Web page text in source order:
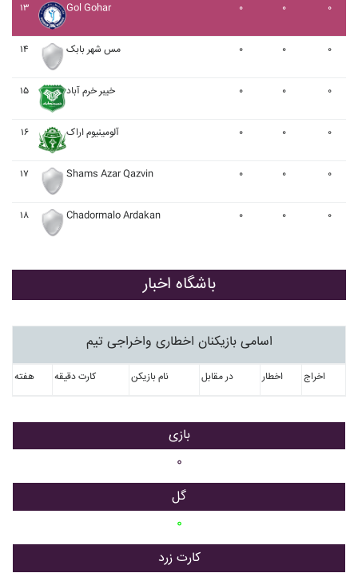
۱۳ Gol Gohar ۰ ۰ ۰
۱۴ مس شهر بابک ۰ ۰ ۰
۱۵ خيبر خرم آباد ۰ ۰ ۰
۱۶ آلومينيوم اراک ۰ ۰ ۰
۱۷ Shams Azar Qazvin ۰ ۰ ۰
۱۸ Chadormalo Ardakan ۰ ۰ ۰
باشگاه اخبار
اسامی بازیکنان اخطاری واخراجی تیم
هفته کارت دقیقه نام بازیکن در مقابل اخطار اخراج
بازی
۰
گل
۰
کارت زرد